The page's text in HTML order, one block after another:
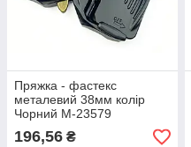
Пряжка - фастекс
металевий 38мм колір
Чорний М-23579
196,56 ₴